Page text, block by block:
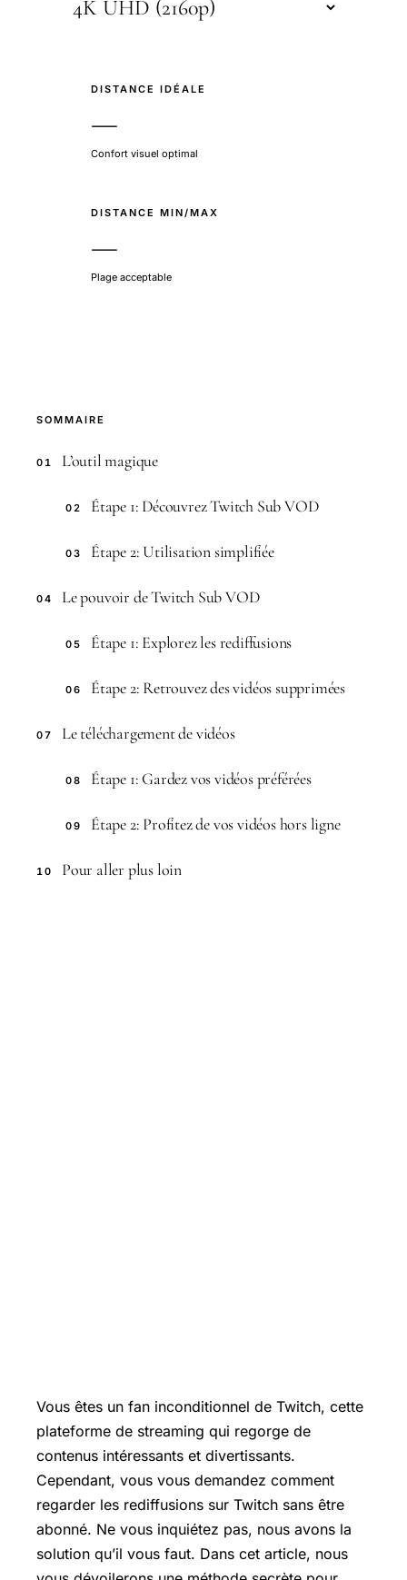
DISTANCE IDÉALE
—
Confort visuel optimal
DISTANCE MIN/MAX
—
Plage acceptable
SOMMAIRE
01 L’outil magique
02 Étape 1: Découvrez Twitch Sub VOD
03 Étape 2: Utilisation simplifiée
04 Le pouvoir de Twitch Sub VOD
05 Étape 1: Explorez les rediffusions
06 Étape 2: Retrouvez des vidéos supprimées
07 Le téléchargement de vidéos
08 Étape 1: Gardez vos vidéos préférées
09 Étape 2: Profitez de vos vidéos hors ligne
10 Pour aller plus loin
Vous êtes un fan inconditionnel de Twitch, cette
plateforme de streaming qui regorge de
contenus intéressants et divertissants.
Cependant, vous vous demandez comment
regarder les rediffusions sur Twitch sans être
abonné. Ne vous inquiétez pas, nous avons la
solution qu’il vous faut. Dans cet article, nous